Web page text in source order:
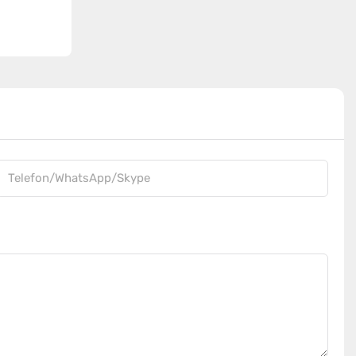
Telefon/WhatsApp/Skype